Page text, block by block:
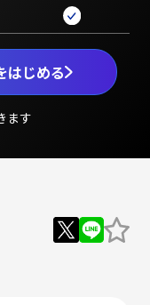
はじめる
ます